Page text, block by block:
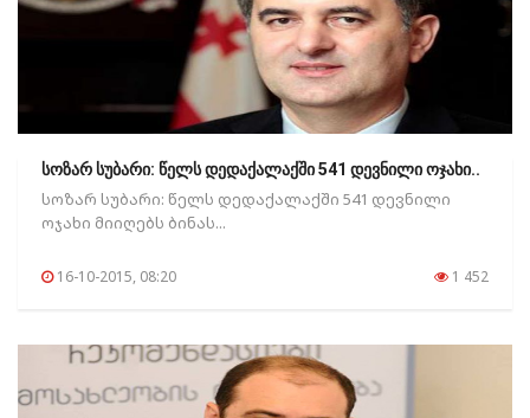
სოზარ სუბარი: წელს დედაქალაქში 541 დევნილი ოჯახი..
სოზარ სუბარი: წელს დედაქალაქში 541 დევნილი
ოჯახი მიიღებს ბინას...
16-10-2015, 08:20 1 452